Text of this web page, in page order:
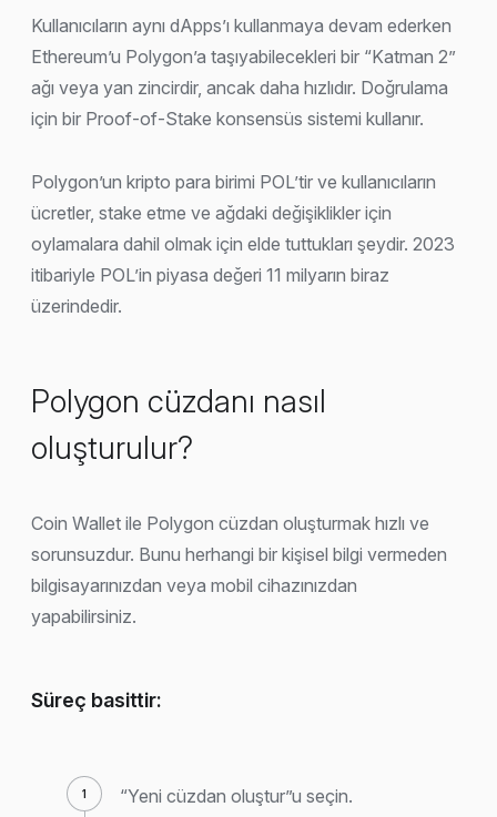
Kullanıcıların aynı dApps’ı kullanmaya devam ederken
Ethereum’u Polygon’a taşıyabilecekleri bir “Katman 2”
ağı veya yan zincirdir, ancak daha hızlıdır. Doğrulama
için bir Proof-of-Stake konsensüs sistemi kullanır.
Polygon’un kripto para birimi POL’tir ve kullanıcıların
ücretler, stake etme ve ağdaki değişiklikler için
oylamalara dahil olmak için elde tuttukları şeydir. 2023
itibariyle POL’in piyasa değeri 11 milyarın biraz
üzerindedir.
Polygon cüzdanı nasıl
oluşturulur?
Coin Wallet ile Polygon cüzdan oluşturmak hızlı ve
sorunsuzdur. Bunu herhangi bir kişisel bilgi vermeden
bilgisayarınızdan veya mobil cihazınızdan
yapabilirsiniz.
Süreç basittir:
“Yeni cüzdan oluştur”u seçin.